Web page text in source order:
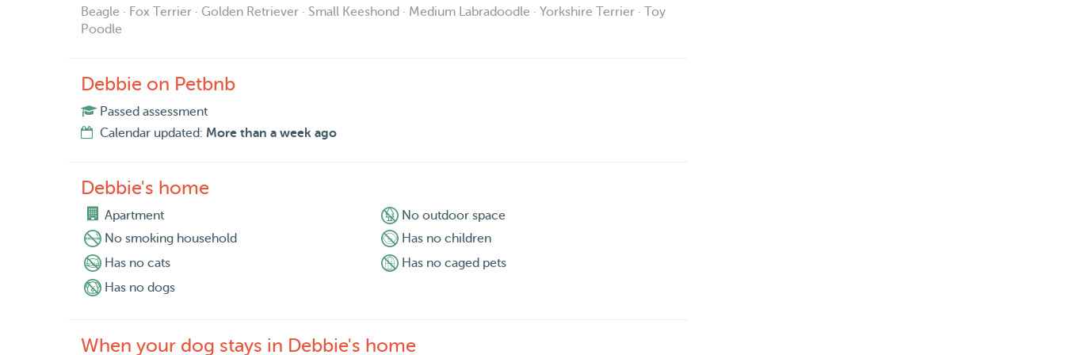
samengewoond met 2 golden retrievers en later met 2 eigenwijze beagles. Sinds 2018 laat ik wekelijks
een yorkshire terrier uit de wijk uit. Regelmatig ben ik ook zijn dagopvang en hij blijft ook meerdere
Wil je nog iets van mij weten, stuur me dan gerust een berichtje!
Pootje,
Debbie
ik vind het 't leukst om een dagje op te passen. Een nachtje logeren kan ook, maar als ik jou nog niet ken,
dan vind ik het wel extra belangrijk om vooraf even met jouw baasje te bespreken wat jouw rituelen 's
avonds zijn en wat jouw nachtgedrag is. Want anders zit ik me de hele nacht zorgen te maken of je het
wel naar je zin hebt en of je wel kunt slapen, terwijl ik zelf natuurlijk ook wat slaap nodig heb ;-).
Beagle · Fox Terrier · Golden Retriever · Small Keeshond · Medium Labradoodle · Yorkshire Terrier · Toy
Poodle
Debbie on Petbnb
Passed assessment
Calendar updated: More than a week ago
Debbie's home
Apartment
No outdoor space
No smoking household
Has no children
Has no cats
Has no caged pets
Has no dogs
When your dog stays in Debbie's home